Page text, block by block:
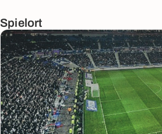
Spielort